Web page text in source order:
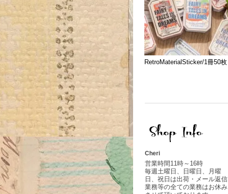
RetroMaterialSticker/1冊50枚
Cheri
営業時間11時～16時
毎週土曜日、日曜日、月曜
日、祝日は出荷・メール返信
業務等の全ての業務はお休み